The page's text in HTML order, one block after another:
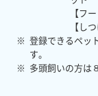
【フ
【し
※
登録できるペッ
す。
※
多頭飼いの方は